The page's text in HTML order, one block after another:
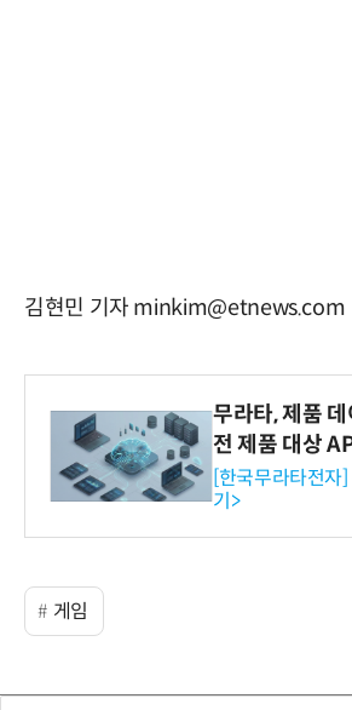
김현민 기자 minkim@etnews.com
무라타, 제품
전 제품 대상
공…73개 제품
확대
[한국무라타전자
기>
게임